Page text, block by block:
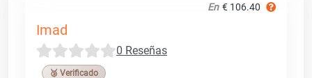
En € 106.40
Imad
0 Reseñas
🥉 Verificado